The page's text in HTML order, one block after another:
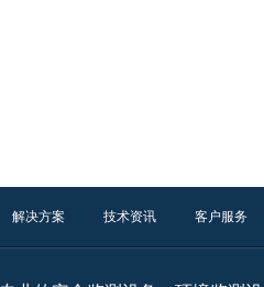
解决方案 技术资讯 客户服务